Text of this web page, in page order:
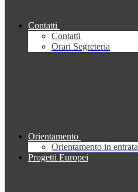
Contatti
Contatti
Orari Segreteria
Orientamento
Orientamento in entrata
Progetti Europei